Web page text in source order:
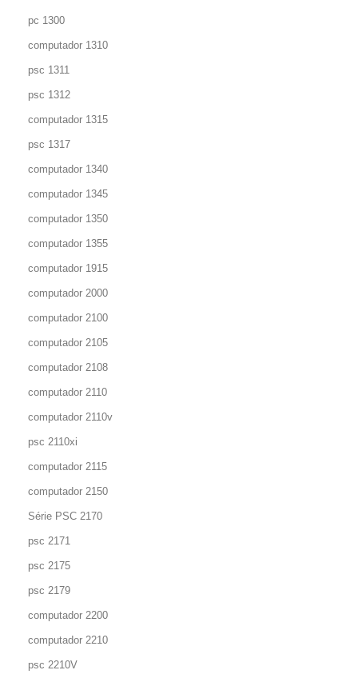
pc 1300
computador 1310
psc 1311
psc 1312
computador 1315
psc 1317
computador 1340
computador 1345
computador 1350
computador 1355
computador 1915
computador 2000
computador 2100
computador 2105
computador 2108
computador 2110
computador 2110v
psc 2110xi
computador 2115
computador 2150
Série PSC 2170
psc 2171
psc 2175
psc 2179
computador 2200
computador 2210
psc 2210V